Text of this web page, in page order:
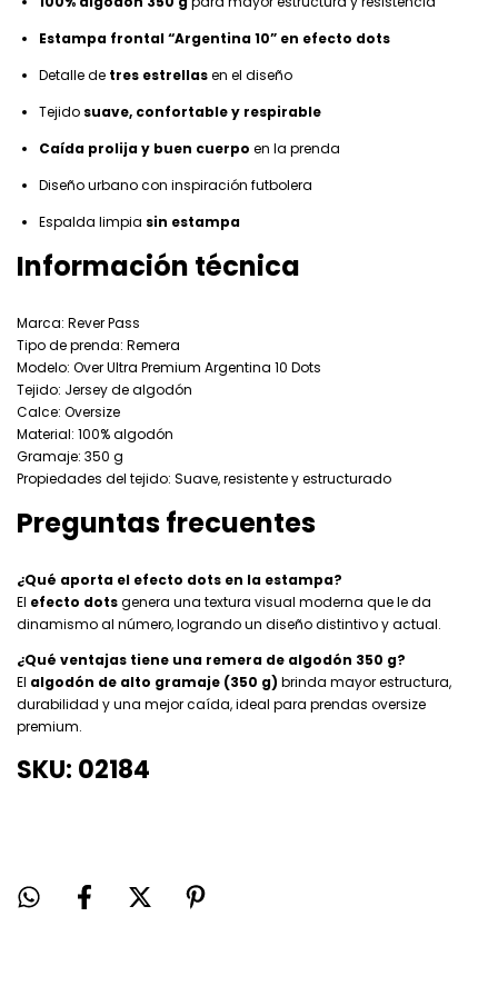
Estampa frontal “Argentina 10” en efecto dots
Detalle de tres estrellasen el diseño
Tejido suave, confortable y respirable
Caída prolija y buen cuerpo en la prenda
Diseño urbano con inspiración futbolera
Espalda limpia sin estampa
Información técnica
Marca: Rever Pass
Tipo de prenda: Remera
Modelo: Over Ultra Premium Argentina 10 Dots
Tejido: Jersey de algodón
Calce: Oversize
Material: 100% algodón
Gramaje: 350 g
Propiedades del tejido: Suave, resistente y estructurado
Preguntas frecuentes
¿Qué aporta el efecto dots en la estampa?
El efecto dotsgenera una textura visual moderna que le da
dinamismo al número, logrando un diseño distintivo y actual.
¿Qué ventajas tiene una remera de algodón 350 g?
El algodón de alto gramaje (350 g) brinda mayor estructura,
durabilidad y una mejor caída, ideal para prendas oversize
premium.
SKU: 02184